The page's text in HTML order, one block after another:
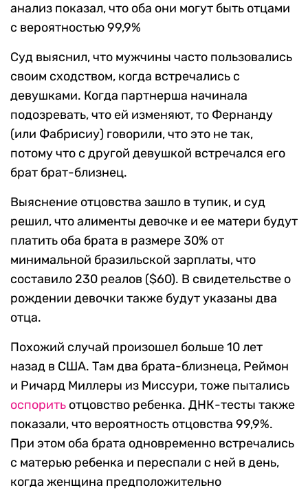
анализ показал, что оба они могут быть отцами
с вероятностью 99,9%
Суд выяснил, что мужчины часто пользовались
своим сходством, когда встречались с
девушками. Когда партнерша начинала
подозревать, что ей изменяют, то Фернанду
(или Фабрисиу) говорили, что это не так,
потому что с другой девушкой встречался его
брат брат-близнец.
Выяснение отцовства зашло в тупик, и суд
решил, что алименты девочке и ее матери будут
платить оба брата в размере 30% от
минимальной бразильской зарплаты, что
составило 230 реалов ($60). В свидетельстве о
рождении девочки также будут указаны два
отца.
Похожий случай произошел больше 10 лет
назад в США. Там два брата-близнеца, Реймон
и Ричард Миллеры из Миссури, тоже пытались
оспорить отцовство ребенка. ДНК-тесты также
показали, что вероятность отцовства 99,9%.
При этом оба брата одновременно встречались
с матерью ребенка и переспали с ней в день,
когда женщина предположительно